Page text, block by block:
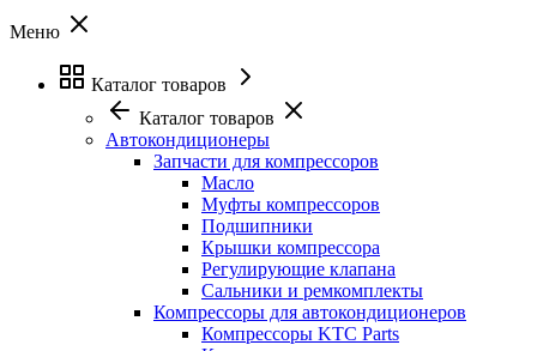
Меню
Каталог товаров
Каталог товаров
Автокондиционеры
Запчасти для компрессоров
Масло
Муфты компрессоров
Подшипники
Крышки компрессора
Регулирующие клапана
Сальники и ремкомплекты
Компрессоры для автокондиционеров
Компрессоры KTC Parts